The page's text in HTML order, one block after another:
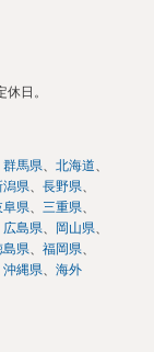
日。
群馬県
北海道
潟県
長野県
阜県
三重県
広島県
岡山県
島県
福岡県
沖縄県 海外